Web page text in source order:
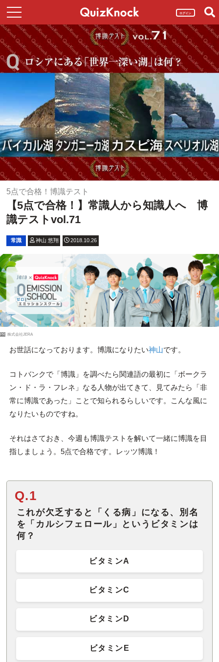
ログイン
5点で合格！博識テスト
【5点で合格！】常識人から知識人へ 博
識テストvol.71
常識 神山 悠翔 2018.10.26
PR 株式会社JERA
お世話になっております。博識になりたい神山です。
コトバンクで「博識」を調べたら関連語の最初に「ボークラ
ン・ド・ラ・フレネ」なる人物が出てきて、見てみたら「非
常に博識であった」ことで知られるらしいです。こんな風に
なりたいものですね。
それはさておき、今週も博識テストを解いて一緒に博識を目
指しましょう。5点で合格です。レッツ博識！
Q.1
これが欠乏すると「くる病」になる、別名
を「カルシフェロール」というビタミンは
何？
ビタミンA
ビタミンC
ビタミンD
ビタミンE